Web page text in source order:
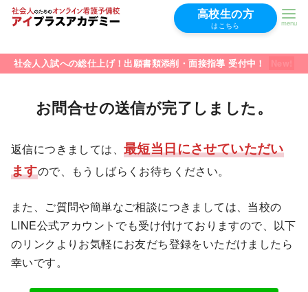
高校生の方
はこちら
社会人入試への総仕上げ！出願書類添削・面接指導 受付中！
お問合せの送信が完了しました。
返信につきましては、 最短当日にさせていただい
ますので、もうしばらくお待ちください。
また、ご質問や簡単なご相談につきましては、当校の
LINE公式アカウントでも受け付けておりますので、以下
のリンクよりお気軽にお友だち登録をいただけましたら
幸いです。